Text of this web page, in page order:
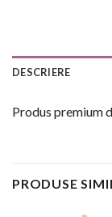
DESCRIERE
Produs premium
PRODUSE